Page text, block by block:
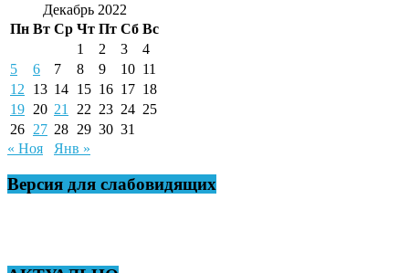
Декабрь 2022
Пн Вт Ср Чт Пт Сб Вс
1
2 3
4
5
6 7 8 9 10 11
12
13 14 15 16 17 18
19 20 21 22 23 24 25
26 27 28 29 30 31
« Ноя
Янв »
Версия для слабовидящих